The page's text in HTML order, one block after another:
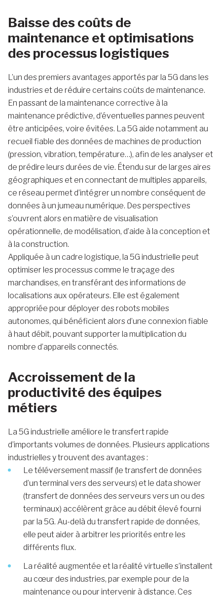
Baisse des coûts de
maintenance et optimisations
des processus logistiques
L’un des premiers avantages apportés par la 5G dans les
industries et de réduire certains coûts de maintenance.
En passant de la maintenance corrective à la
maintenance prédictive, d’éventuelles pannes peuvent
être anticipées, voire évitées. La 5G aide notamment au
recueil fiable des données de machines de production
(pression, vibration, température…), afin de les analyser et
de prédire leurs durées de vie. Étendu sur de larges aires
géographiques et en connectant de multiples appareils,
ce réseau permet d’intégrer un nombre conséquent de
données à un jumeau numérique. Des perspectives
s’ouvrent alors en matière de visualisation
opérationnelle, de modélisation, d’aide à la conception et
à la construction.
Appliquée à un cadre logistique, la 5G industrielle peut
optimiser les processus comme le traçage des
marchandises, en transférant des informations de
localisations aux opérateurs. Elle est également
appropriée pour déployer des robots mobiles
autonomes, qui bénéficient alors d’une connexion fiable
à haut débit, pouvant supporter la multiplication du
nombre d’appareils connectés.
Accroissement de la
productivité des équipes
métiers
La 5G industrielle améliore le transfert rapide
d’importants volumes de données. Plusieurs applications
industrielles y trouvent des avantages :
Le téléversement massif (le transfert de données
d’un terminal vers des serveurs) et le data shower
(transfert de données des serveurs vers un ou des
terminaux) accélèrent grâce au débit élevé fourni
par la 5G. Au-delà du transfert rapide de données,
elle peut aider à arbitrer les priorités entre les
différents flux.
La réalité augmentée et la réalité virtuelle s’installent
au cœur des industries, par exemple pour de la
maintenance ou pour intervenir à distance. Ces